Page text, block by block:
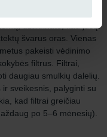
užtikrinate, kad jūsų
švarus oras. Vienas
pakeisti vėdinimo
filtrus. Filtrai,
daugiau smulkių dalelių.
sveikesnis, palyginti su
kad filtrai greičiau
po 5–6 mėnesių).